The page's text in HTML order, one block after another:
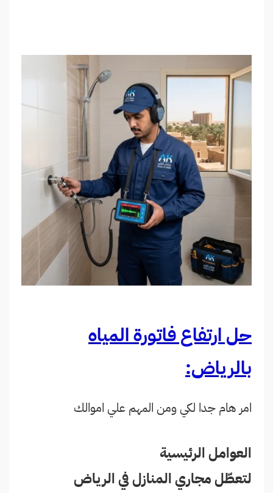
حل ارتفاع فاتورة المياه
بالرياض:
امر هام جدا لكيومن المهم علي اموالك
العوامل الرئيسية
لتعطّل مجاري المنازل في الرياض